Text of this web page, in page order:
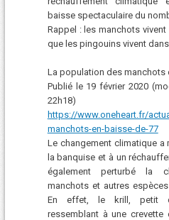
baisse spectaculaire du
Rappel : les manchots
que les pingouins vivent
La population des manchots
Publié le 19 février 2020
22h18)
https://www.oneheart.fr/
manchots-en-baisse-de-77
Le changement climatique a
la banquise et à un
également perturbé la
manchots et autres
En effet, le krill, petit
ressemblant à une crevette